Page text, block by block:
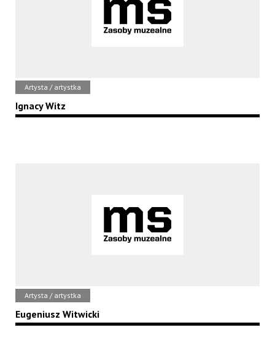
Artysta / artystka
Ignacy Witz
Artysta / artystka
Eugeniusz Witwicki